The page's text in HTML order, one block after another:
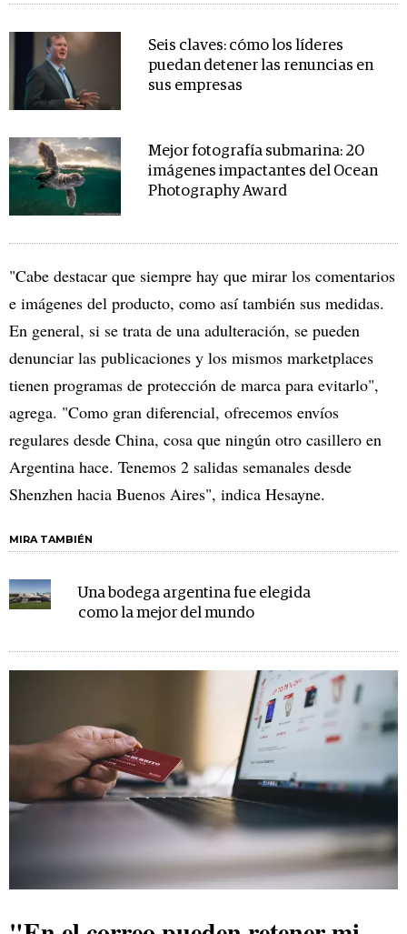
Seis claves: cómo los líderes
puedan detener las renuncias en
sus empresas
Mejor fotografía submarina: 20
imágenes impactantes del Ocean
Photography Award
"Cabe destacar que siempre hay que mirar los comentarios
e imágenes del producto, como así también sus medidas.
En general, si se trata de una adulteración, se pueden
denunciar las publicaciones y los mismos marketplaces
tienen programas de protección de marca para evitarlo",
agrega. "Como gran diferencial, ofrecemos envíos
regulares desde China, cosa que ningún otro casillero en
Argentina hace. Tenemos 2 salidas semanales desde
Shenzhen hacia Buenos Aires", indica Hesayne.
MIRA TAMBIÉN
Una bodega argentina fue elegida
como la mejor del mundo